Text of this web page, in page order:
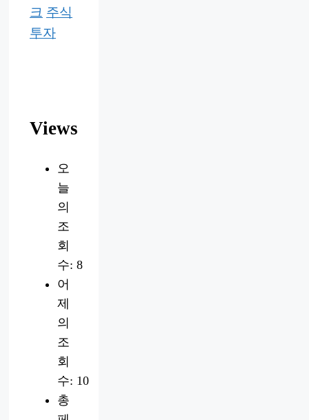
크 주식
투자
Views
오
늘
의
조
회
수: 8
어
제
의
조
회
수: 10
총